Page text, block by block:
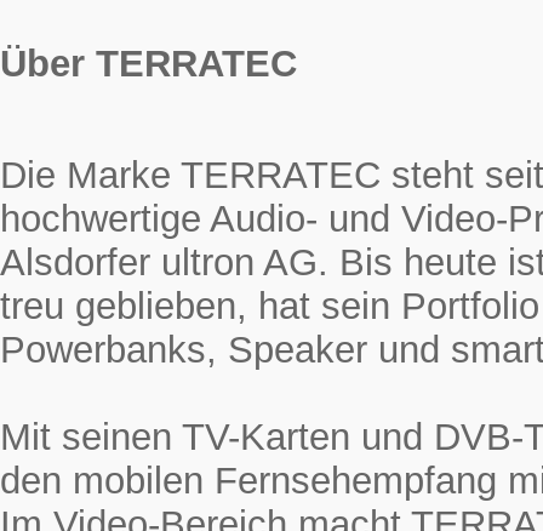
Über TERRATEC
Die Marke TERRATEC steht
hochwertige Audio- und Video-
Alsdorfer ultron AG. Bis heute
treu geblieben, hat sein
Powerbanks, Speaker und
Mit seinen TV-Karten und
den mobilen Fernsehempfang